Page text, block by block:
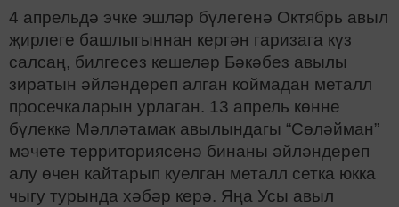
4 апрельдә эчке эшләр бүлегенә Октябрь авыл
җирлеге башлыгыннан кергән гаризага күз
салсаң, билгесез кешеләр Бәкәбез авылы
зиратын әйләндереп алган коймадан металл
просечкаларын урлаган. 13 апрель көнне
бүлеккә Мәлләтамак авылындагы “Сөләйман”
мәчете территориясенә бинаны әйләндереп
алу өчен кайтарып куелган металл сетка юкка
чыгу турында хәбәр керә. Яңа Усы авыл